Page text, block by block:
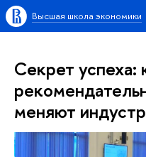
Высшая школа экономики
Секрет успеха:
меняют